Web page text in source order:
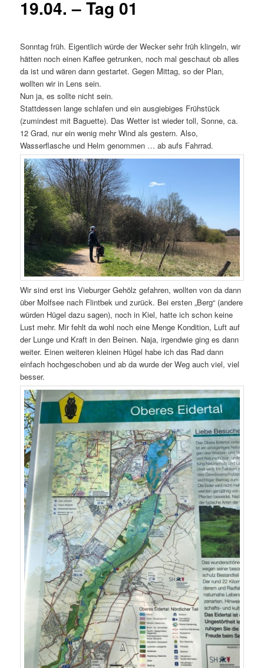
19.04. – Tag 01
Sonntag früh. Eigentlich würde der Wecker sehr früh klingeln, wir
hätten noch einen Kaffee getrunken, noch mal geschaut ob alles
da ist und wären dann gestartet. Gegen Mittag, so der Plan,
wollten wir in Lens sein.
Nun ja, es sollte nicht sein.
Stattdessen lange schlafen und ein ausgiebiges Frühstück
(zumindest mit Baguette). Das Wetter ist wieder toll, Sonne, ca.
12 Grad, nur ein wenig mehr Wind als gestern. Also,
Wasserflasche und Helm genommen … ab aufs Fahrrad.
Wir sind erst ins Vieburger Gehölz gefahren, wollten von da dann
über Molfsee nach Flintbek und zurück. Bei ersten „Berg“ (andere
würden Hügel dazu sagen), noch in Kiel, hatte ich schon keine
Lust mehr. Mir fehlt da wohl noch eine Menge Kondition, Luft auf
der Lunge und Kraft in den Beinen. Naja, irgendwie ging es dann
weiter. Einen weiteren kleinen Hügel habe ich das Rad dann
einfach hochgeschoben und ab da wurde der Weg auch viel, viel
besser.